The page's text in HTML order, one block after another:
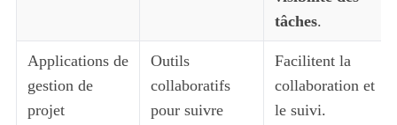
tâches.
Applications de
gestion de
projet
Outils
collaboratifs
pour suivre
Facilitent la
collaboration et
le suivi.